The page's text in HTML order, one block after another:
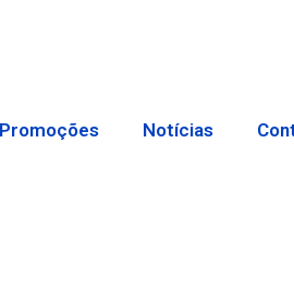
Promoções Notícias